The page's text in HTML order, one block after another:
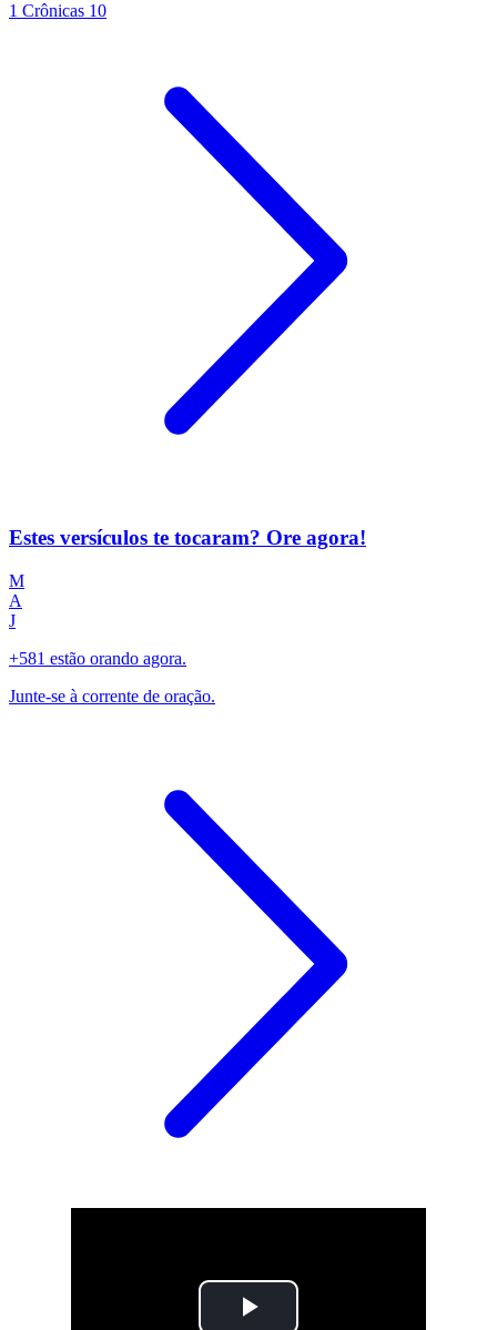
1 Crônicas 10
Estes versículos te tocaram? Ore agora!
M
A
J
+581 estão orando agora.
Junte-se à corrente de oração.